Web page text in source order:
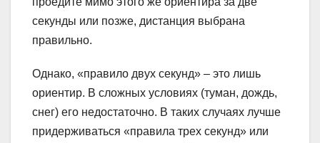
секунды или позже, дистанция выбрана
правильно.
Однако, «правило двух секунд» – это лишь
ориентир. В сложных условиях (туман, дождь,
снег) его недостаточно. В таких случаях лучше
придерживаться «правила трех секунд» или